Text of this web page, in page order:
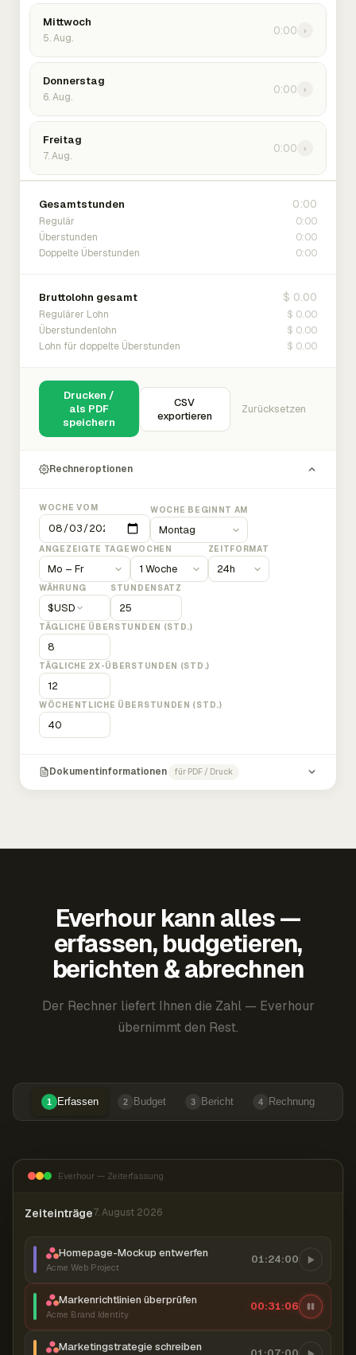
Mittwoch
5. Aug.
0:00 ›
Donnerstag
6. Aug.
0:00 ›
Freitag
7. Aug.
0:00 ›
Gesamtstunden 0:00
Regulär 0:00
Überstunden 0:00
Doppelte Überstunden 0:00
Bruttolohn gesamt $ 0.00
Regulärer Lohn $ 0.00
Überstundenlohn $ 0.00
Lohn für doppelte Überstunden $ 0.00
Drucken /
als PDF
speichern
CSV
exportieren
Zurücksetzen
Rechneroptionen
WOCHE VOM WOCHE BEGINNT AM
ANGEZEIGTE TAGEWOCHEN ZEITFORMAT
WÄHRUNG
$USD
STUNDENSATZ
TÄGLICHE ÜBERSTUNDEN (STD.)
TÄGLICHE 2X-ÜBERSTUNDEN (STD.)
WÖCHENTLICHE ÜBERSTUNDEN (STD.)
Dokumentinformationen für PDF / Druck
Everhour kann alles —
erfassen, budgetieren,
berichten & abrechnen
Der Rechner liefert Ihnen die Zahl — Everhour
übernimmt den Rest.
1 Erfassen 2 Budget 3 Bericht 4 Rechnung
Everhour — Zeiterfassung
Zeiteinträge7. August 2026
Homepage-Mockup entwerfen
Acme Web Project
01:24:00
Markenrichtlinien überprüfen
Acme Brand Identity
00:31:07
Marketingstrategie schreiben